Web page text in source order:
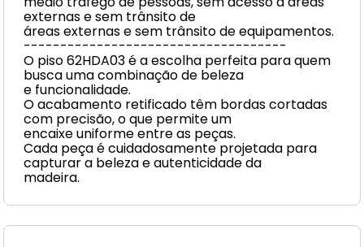
externas e sem trânsito de
áreas externas e sem trânsito de equipamentos.
------------------------------------
O piso 62HDA03 é a escolha perfeita para quem
busca uma combinação de beleza
e funcionalidade.
O acabamento retificado têm bordas cortadas
com precisão, o que permite um
encaixe uniforme entre as peças.
Cada peça é cuidadosamente projetada para
capturar a beleza e autenticidade da
madeira.